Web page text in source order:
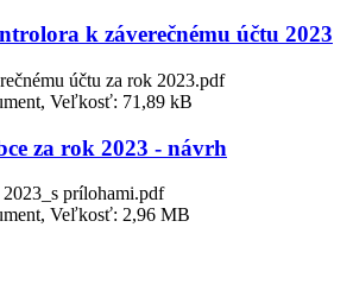
k záverečnému účtu 2023
účtu za rok 2023.pdf
Veľkosť: 71,89 kB
za rok 2023 - návrh
prílohami.pdf
Veľkosť: 2,96 MB